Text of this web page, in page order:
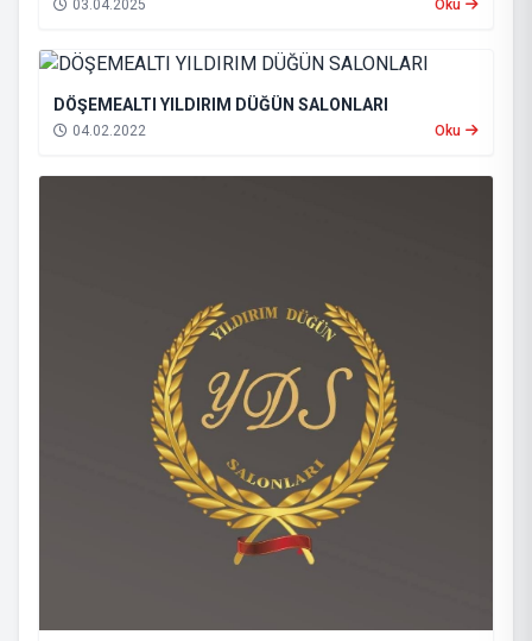
03.04.2025 Oku
DÖŞEMEALTI YILDIRIM DÜĞÜN SALONLARI
04.02.2022 Oku